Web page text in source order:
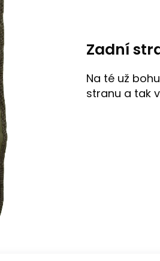
Zadní
Na té už
stranu a tak